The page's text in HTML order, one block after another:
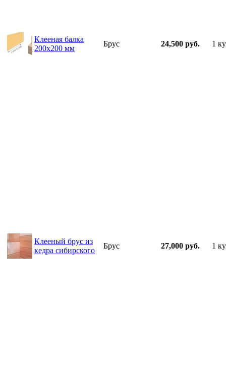
Клееная балка
200х200 мм
Брус 24,500 руб. 1
Клееный брус из
кедра сибирского
Брус 27,000 руб. 1